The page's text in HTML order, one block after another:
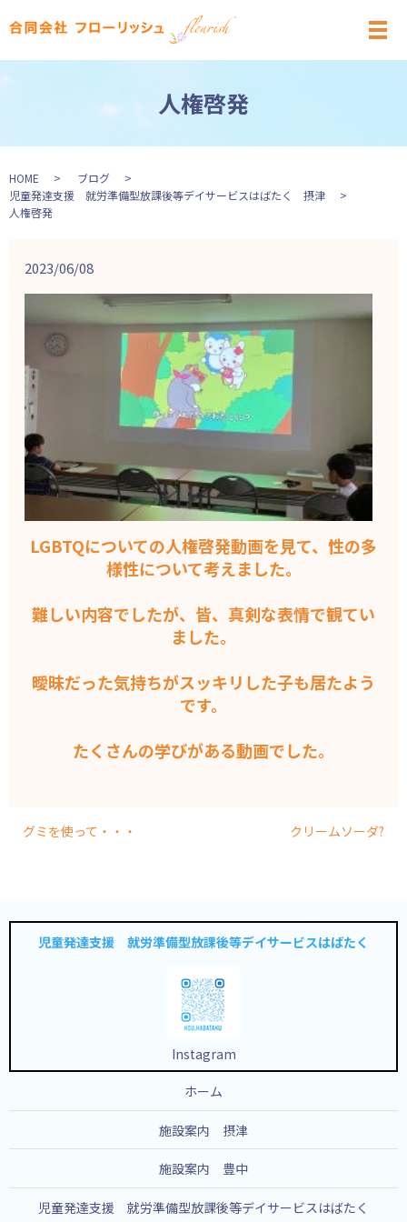
メ
人権啓発
HOME
ブログ
児童発達支援 就労準備型放課後等デイサービスはばたく 摂津
人権啓発
2023/06/08
LGBTQについての人権啓発動画を見て、性の多
様性について考えました。
難しい内容でしたが、皆、真剣な表情で観てい
ました。
曖昧だった気持ちがスッキリした子も居たよう
です。
たくさんの学びがある動画でした。
グミを使って・・・ クリームソーダ?
児童発達支援 就労準備型放課後等デイサービスはばたく
Instagram
ホーム
施設案内 摂津
施設案内 豊中
児童発達支援 就労準備型放課後等デイサービスはばたく